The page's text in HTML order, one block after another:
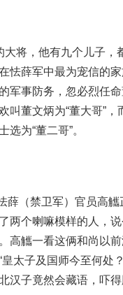
大将，他有九个儿子，
怯薛军中最为宠信的
军事防务，忽必烈任
叫董文炳为“董大哥”，
选为“董二哥”。
薛（禁卫军）官员高觿
两个喇嘛模样的人，
高觿一看这俩和尚以
太子及国师今至何处
汉子竟然会藏语，吓得